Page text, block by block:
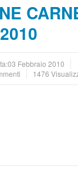
03 Febbraio 2010
1476